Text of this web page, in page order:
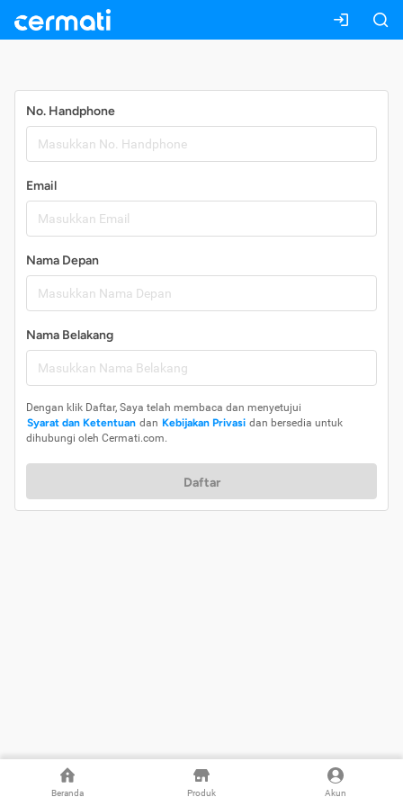
Beranda Produk Akun
No. Handphone
Email
Nama Depan
Nama Belakang
Dengan klik Daftar, Saya telah membaca dan menyetujui
Syarat dan Ketentuan dan Kebijakan Privasi dan bersedia untuk
dihubungi oleh Cermati.com.
Daftar